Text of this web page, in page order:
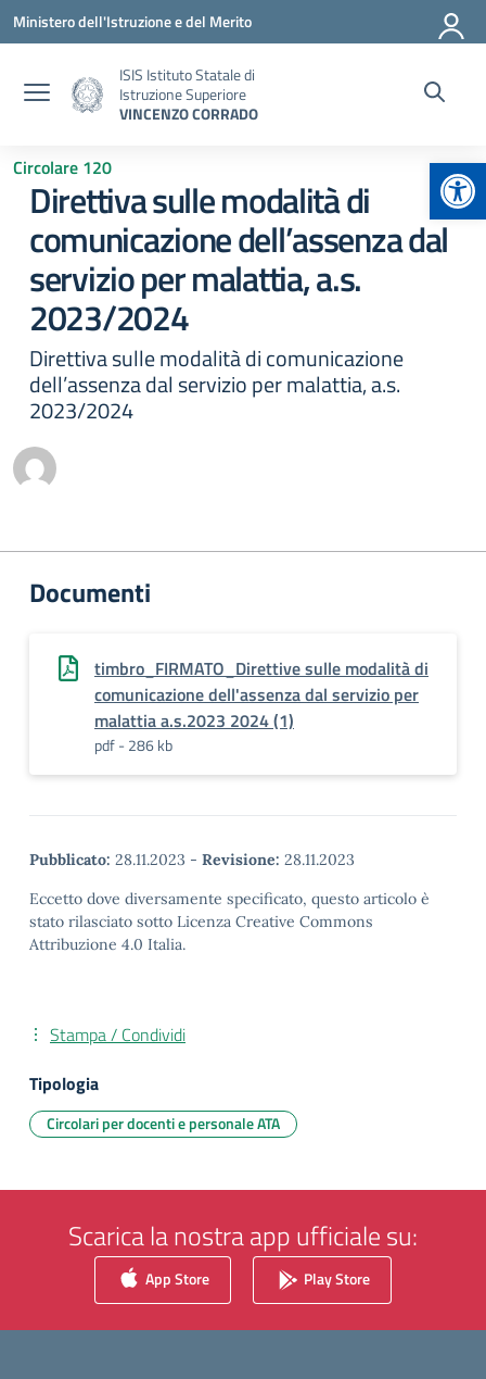
Vai ai contenuti
Vai al menu di navigazione
Vai al footer
Ministero dell'Istruzione e del Merito
ISIS Istituto Statale di
Istruzione Superiore
VINCENZO CORRADO
Circolare 120
Direttiva sulle modalità di
comunicazione dell’assenza dal
servizio per malattia, a.s.
2023/2024
Direttiva sulle modalità di comunicazione
dell’assenza dal servizio per malattia, a.s.
2023/2024
Documenti
timbro_FIRMATO_Direttive sulle modalità di
comunicazione dell'assenza dal servizio per
malattia a.s.2023 2024 (1)
pdf - 286 kb
Pubblicato: 28.11.2023 - Revisione: 28.11.2023
Eccetto dove diversamente specificato, questo articolo è
stato rilasciato sotto Licenza Creative Commons
Attribuzione 4.0 Italia.
Stampa / Condividi
Tipologia
Circolari per docenti e personale ATA
Scarica la nostra app ufficiale su:
App Store Play Store